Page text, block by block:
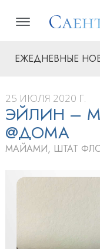
ЕЖЕДНЕВНЫЕ
25 ИЮЛЯ 2020 Г.
ЭЙЛИН –
@ДОМА
МАЙАМИ, ШТАТ